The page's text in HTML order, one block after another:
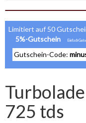
Limitiert auf 50
5%-Gutschein
Gutschein-Code:
725 tds